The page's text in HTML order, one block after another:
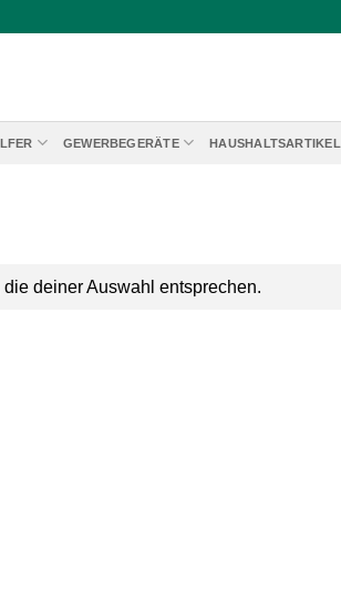
GEWERBEGERÄTE HAUSHALTSARTIKEL
deiner Auswahl entsprechen.